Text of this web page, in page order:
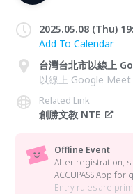
2025.05.08 (Thu)
Add To Calendar
台灣台北市以線上
以線上 Google Meet
Related Link
創勝文教 NTE
Offline Event
After registration,
ACCUPASS App for
Entry rules are